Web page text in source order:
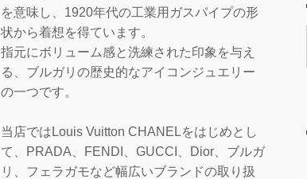
を意味し、1920年代の工業用ガスパイプの形
状から着想を得ています。
指元にボリューム感と洗練された印象を与え
る、ブルガリの歴史的なアイコンジュエリー
の一つです。
当店ではLouis Vuitton CHANELをはじめとし
て、PRADA、FENDI、GUCCI、Dior、ブルガ
リ、フェラガモなど幅広いブランドの取り扱